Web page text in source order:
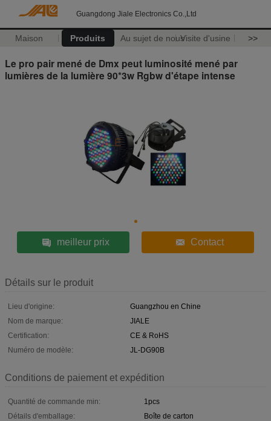
Guangdong Jiale Electronics Co.,Ltd
Maison Produits Au sujet de nousVisite d'usine >>
Le pro pair mené de Dmx peut luminosité mené par
lumières de la lumière 90*3w Rgbw d'étape intense
meilleur prix Contact
Détails sur le produit
Lieu d'origine:
Guangzhou en Chine
Nom de marque:
JIALE
Certification:
CE & RoHS
Numéro de modèle:
JL-DG90B
Conditions de paiement et expédition
Quantité de commande min:
1pcs
Détails d'emballage:
Boîte de carton